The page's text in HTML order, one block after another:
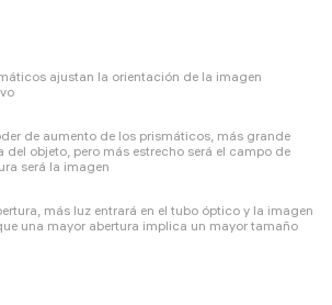
ajustan la orientación de la imagen
de aumento de los prismáticos, más grande
del objeto, pero más estrecho será el campo de
será la imagen
más luz entrará en el tubo óptico y la imagen
una mayor abertura implica un mayor tamaño